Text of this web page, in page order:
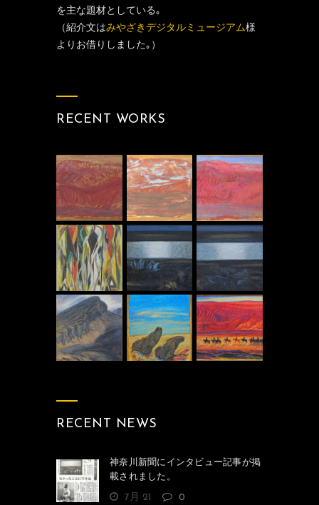
を主な題材としている｡
（紹介文はみやざきデジタルミュージアム様
よりお借りしました｡）
RECENT WORKS
RECENT NEWS
神奈川新聞にインタビュー記事が掲
載されました。
7月 21 0